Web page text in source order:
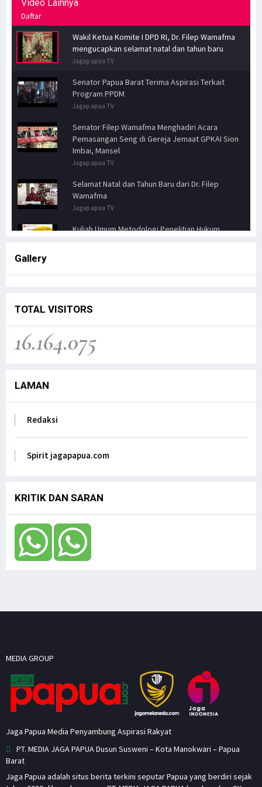
Video Lainnya
Daftar
Wakil Ketua Komite I DPD RI, Dr. Filep Wamafma
mengucapkan selamat natal dan tahun baru
Jagapapua TV
Senator Papua Barat Terima Aspirasi Terkait
Program PPDM
Jagapapua TV
Senator Filep Wamafma Menghadiri Acara
Pemasangan Seng di Gereja Jemaat GPKAI Sion
Imbai, Mansel
Jagapapua TV
Selamat Natal dan Tahun Baru dari Dr. Filep
Wamafma
Jagapapua TV
Kuliah Umum Metodologi Penelitian Hukum
Jagapapua TV
Kunjungan Kerja Anggota DPD RI, Filep
Wamafma, ke Manokwari Selatan, Fokus pada
Sarana Pendidikan.
ASN, Ungkap DR. Filep Wamafma pada Mendagri
di DPD RI
Gallery
TOTAL VISITORS
16.164.075
LAMAN
Redaksi
Spirit jagapapua.com
KRITIK DAN SARAN
MEDIA GROUP
Jaga Papua Media Penyambung Aspirasi Rakyat
PT. MEDIA JAGA PAPUA Dusun Susweni – Kota Manokwari – Papua
Barat
Jaga Papua adalah situs berita terkini seputar Papua yang berdiri sejak